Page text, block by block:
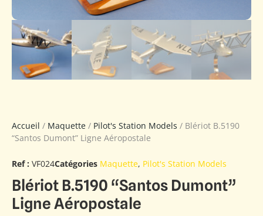
Accueil / Maquette / Pilot's Station Models / Blériot B.5190
“Santos Dumont” Ligne Aéropostale
Ref : VF024Catégories Maquette, Pilot's Station Models
Blériot B.5190 “Santos Dumont”
Ligne Aéropostale